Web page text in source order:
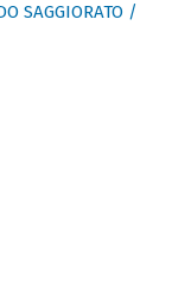
SAGGIORATO /